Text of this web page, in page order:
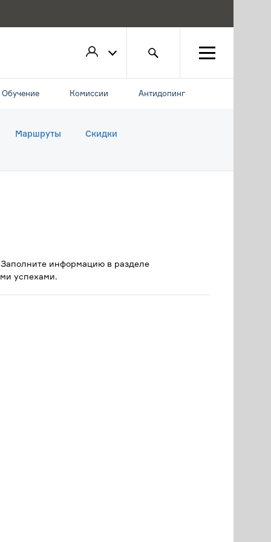
Обучение Комиссии Антидопинг
Маршруты Скидки
информацию в разделе
успехами.